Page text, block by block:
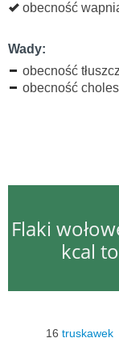
obecność
Wady:
obecność
obecność
Flaki
kcal
16 truskawek